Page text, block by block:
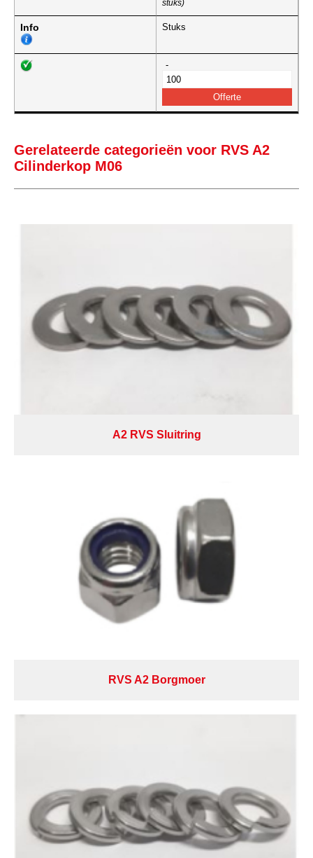
stuks)
Info Stuks
-
Gerelateerde categorieën voor RVS A2
Cilinderkop M06
A2 RVS Sluitring
RVS A2 Borgmoer